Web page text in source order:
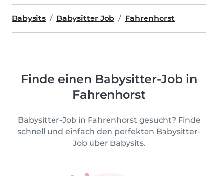
Babysits Babysitter Job Fahrenhorst
Finde einen Babysitter-Job in
Fahrenhorst
Babysitter-Job in Fahrenhorst gesucht? Finde
schnell und einfach den perfekten Babysitter-
Job über Babysits.